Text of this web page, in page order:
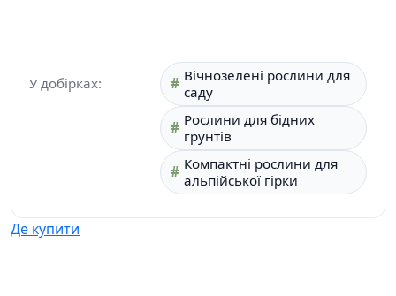
У добірках:
Вічнозелені рослини для
саду
Рослини для бідних
грунтів
Компактні рослини для
альпійської гірки
Де купити